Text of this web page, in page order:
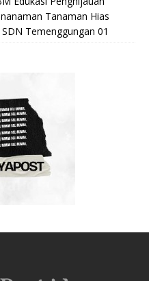
Tanaman Hias
Temenggungan 01